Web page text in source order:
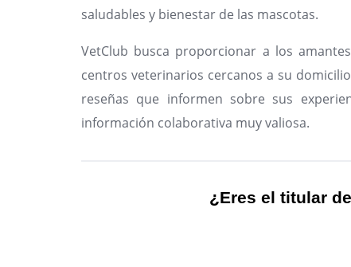
saludables y bienestar de las mascotas.
VetClub busca proporcionar a los
centros veterinarios cercanos a su
reseñas que informen sobre sus
información colaborativa muy valiosa.
¿Eres el titular